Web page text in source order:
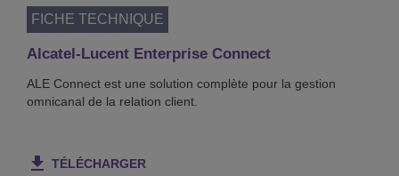
FICHE TECHNIQUE
Alcatel-Lucent Enterprise Connect
ALE Connect est une solution complète pour la gestion
omnicanal de la relation client.
TÉLÉCHARGER